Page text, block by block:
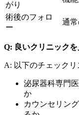
がり
術後のフォロ
ー
通
Q: 良いクリニック
A: 以下のチェックリ
泌尿器科専門
か
カウンセリン